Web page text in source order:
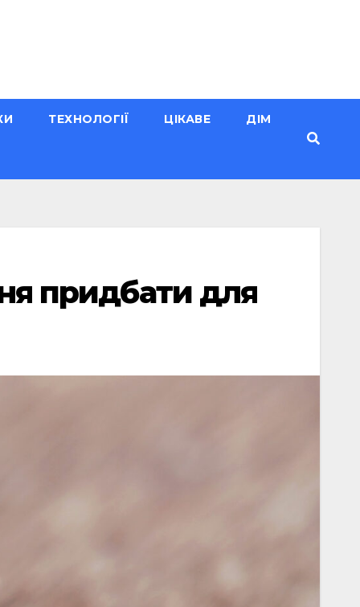
ТЕХНОЛОГІЇ ЦІКАВЕ ДІМ
придбати для